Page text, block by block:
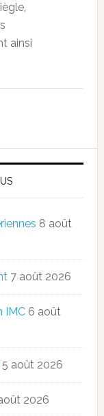
ainsi
8 août
7 août 2026
IMC 6 août
5 août 2026
2026